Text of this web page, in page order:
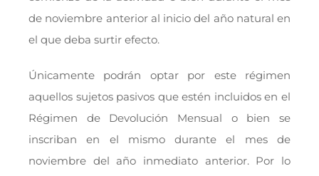
de noviembre anterior al inicio del año natural en
el que deba surtir efecto.
Únicamente podrán optar por este régimen
aquellos sujetos pasivos que estén incluidos en el
Régimen de Devolución Mensual o bien se
inscriban en el mismo durante el mes de
noviembre del año inmediato anterior. Por lo